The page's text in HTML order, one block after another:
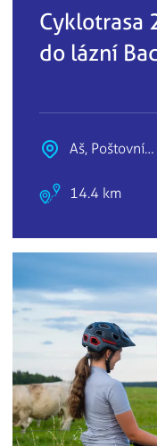
Cyklotrasa
do lázní
Aš, Poštovní
14.4 km